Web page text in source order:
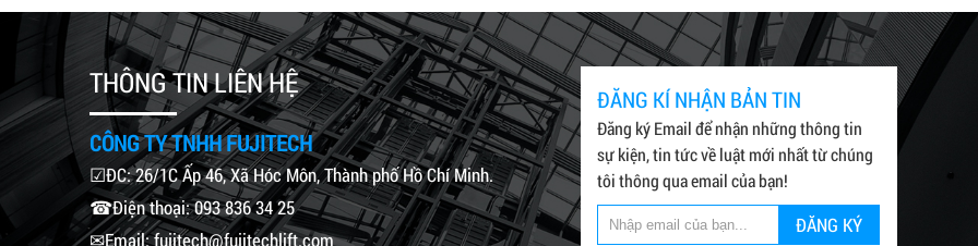
THÔNG TIN LIÊN HỆ
CÔNG TY TNHH FUJITECH
☑ĐC: 26/1C Ấp 46, Xã Hóc Môn, Thành phố Hồ Chí Minh.
☎Điện thoại: 093 836 34 25
✉Email: fujitech@fujitechlift.com
ĐĂNG KÍ NHẬN BẢN TIN
Đăng ký Email để nhận những thông tin
sự kiện, tin tức về luật mới nhất từ chúng
tôi thông qua email của bạn!
ĐĂNG KÝ